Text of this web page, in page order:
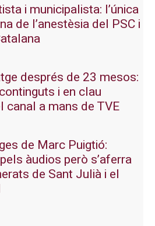
i municipalista: l’única
de l’anestèsia del PSC i
després de 23 mesos:
i en clau
canal a mans de TVE
de Marc Puigtió:
àudios però s’aferra
de Sant Julià i el